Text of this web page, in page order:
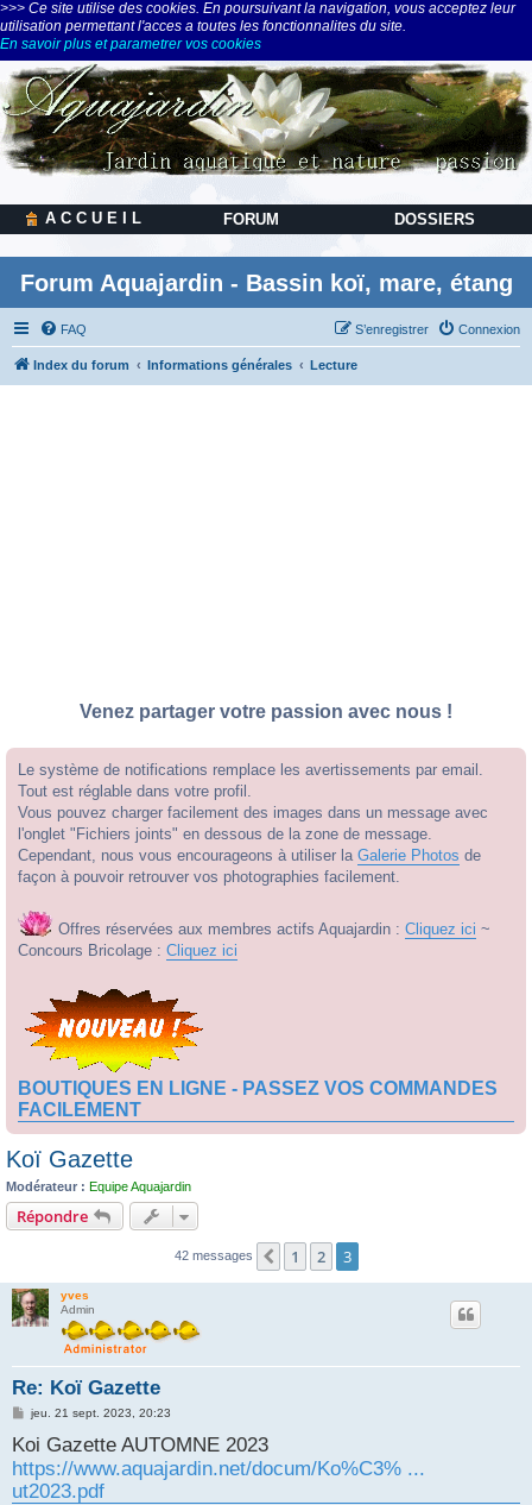
>>> Ce site utilise des cookies. En poursuivant la navigation, vous acceptez leur
utilisation permettant l'acces a toutes les fonctionnalites du site.
En savoir plus et parametrer vos cookies
A C C U E I L FORUM DOSSIERS
Forum Aquajardin - Bassin koï, mare, étang
FAQ Connexion
S’enregistrer
Index du forum Informations générales Lecture
Venez partager votre passion avec nous !
Le système de notifications remplace les avertissements par email.
Tout est réglable dans votre profil.
Vous pouvez charger facilement des images dans un message avec
l'onglet "Fichiers joints" en dessous de la zone de message.
Cependant, nous vous encourageons à utiliser la Galerie Photos de
façon à pouvoir retrouver vos photographies facilement.
Offres réservées aux membres actifs Aquajardin : Cliquez ici ~
Concours Bricolage : Cliquez ici
BOUTIQUES EN LIGNE - PASSEZ VOS COMMANDES
FACILEMENT
Koï Gazette
Modérateur : Equipe Aquajardin
Répondre
42 messages Précédente
1 2 3
yves
Admin
Re: Koï Gazette
M
s
s
a
g
e
jeu. 21 sept. 2023, 20:23
Koi Gazette AUTOMNE 2023
https://www.aquajardin.net/docum/Ko%C3% ...
ut2023.pdf